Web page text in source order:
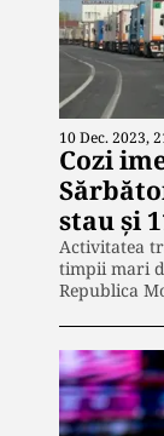
10 Dec. 2023,
Cozi
stau și
Activitatea
timpii mari
Republica